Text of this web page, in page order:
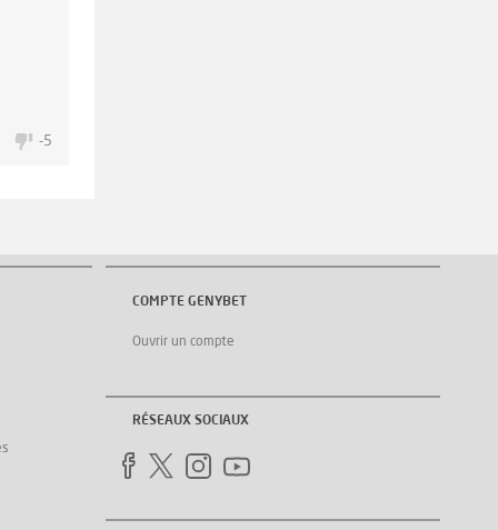
-5
COMPTE GENYBET
Ouvrir un compte
RÉSEAUX SOCIAUX